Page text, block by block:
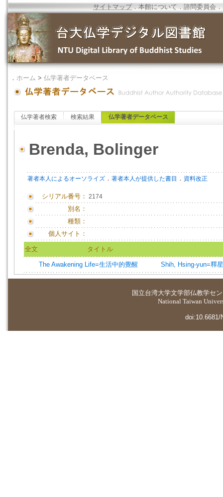
サイトマップ．本館について ．諮問委員会 ．
． ホーム > 仏学著者データベース
仏学著者検索 検索結果 仏学著者データベース
Brenda, Bolinger
著者本人によるオーソライズ ． 著者本人が提供した書目 ． 資料改正
シリアル番号： 2174
別名：
種類：
個人サイト：
全文 タイトル
The Awakening Life=生活中的覺醒 Shih, Hsing-yun=釋
国立台湾大学文学部仏教学セ
National Taiwan
doi:10.6681/